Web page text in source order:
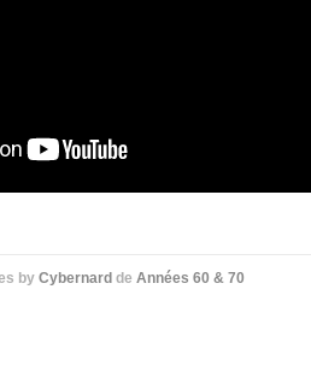
by Cybernard de Années 60 & 70